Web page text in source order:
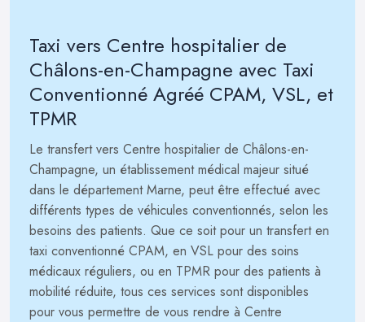
Taxi vers Centre hospitalier de
Châlons-en-Champagne avec Taxi
Conventionné Agréé CPAM, VSL, et
TPMR
Le transfert vers Centre hospitalier de Châlons-en-
Champagne, un établissement médical majeur situé
dans le département Marne, peut être effectué avec
différents types de véhicules conventionnés, selon les
besoins des patients. Que ce soit pour un transfert en
taxi conventionné CPAM, en VSL pour des soins
médicaux réguliers, ou en TPMR pour des patients à
mobilité réduite, tous ces services sont disponibles
pour vous permettre de vous rendre à Centre